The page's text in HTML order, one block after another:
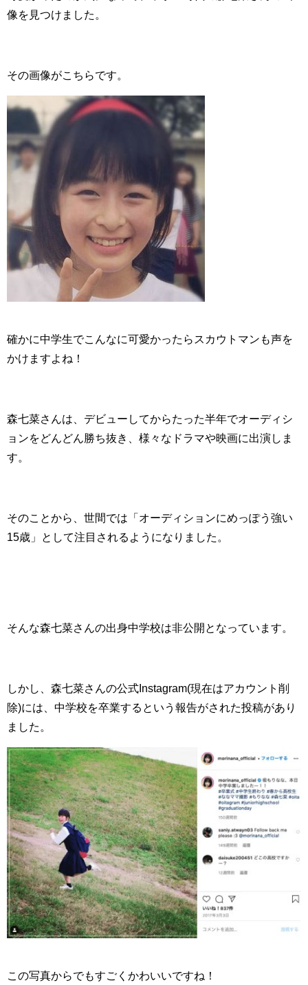
像を見つけました。
その画像がこちらです。
確かに中学生でこんなに可愛かったらスカウトマンも声を
かけますよね！
森七菜さんは、デビューしてからたった半年でオーディシ
ョンをどんどん勝ち抜き、様々なドラマや映画に出演しま
す。
そのことから、世間では「オーディションにめっぽう強い
15歳」として注目されるようになりました。
そんな森七菜さんの出身中学校は非公開となっています。
しかし、森七菜さんの公式Instagram(現在はアカウント削
除)には、中学校を卒業するという報告がされた投稿があり
ました。
この写真からでもすごくかわいいですね！